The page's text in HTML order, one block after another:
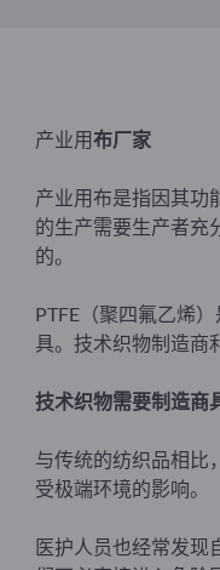
产业用布厂家
产业用布是指因其功
的生产需要生产者充
的。
PTFE（聚四氟乙烯
具。技术织物制造商
技术织物需要制造商
与传统的纺织品相比
受极端环境的影响。
医护人员也经常发现